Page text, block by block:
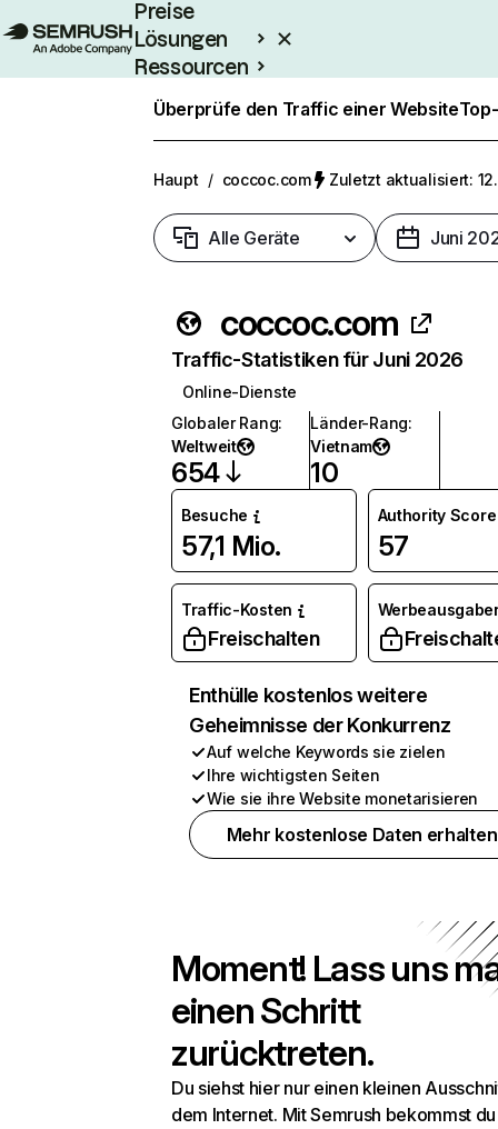
Preise
Lösungen
Ressourcen
Enterprise
Überprüfe den Traffic einer Website
Haupt / coccoc.com Zuletzt aktualisiert:
Alle Geräte Juni
coccoc.com
Traffic-Statistiken für Juni 2026
Online-Dienste
Globaler Rang:
Weltweit
654
Länder-Rang:
Vietnam
10
Besuche
57,1 Mio.
Authority Score
57
Traffic-Kosten
Freischalten
Enthülle kostenlos weitere
Geheimnisse der Konkurrenz
Auf welche Keywords sie zielen
Ihre wichtigsten Seiten
Wie sie ihre Website monetarisieren
Mehr kostenlose Daten erhalten
Moment! Lass uns
einen Schritt
zurücktreten.
Du siehst hier nur einen kleinen
dem Internet. Mit Semrush bekommst